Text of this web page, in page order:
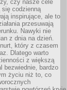
czy nasze cele
codzienną
inspirujące, ale to
przesuwają
Nawyki nie
z dnia na dzień.
który z czasem
Dlatego warto
z większą
bezwiednie, bardzo
życiu niż to, co